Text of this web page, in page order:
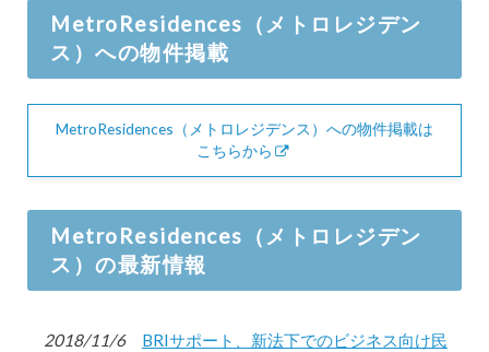
MetroResidences（メトロレジデン
ス）への物件掲載
MetroResidences（メトロレジデンス）への物件掲載は
こちらから
MetroResidences（メトロレジデン
ス）の最新情報
2018/11/6
BRIサポート、新法下でのビジネス向け民